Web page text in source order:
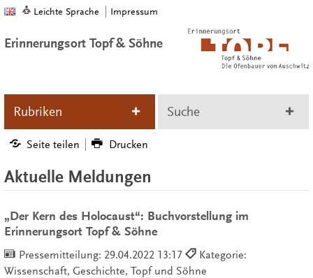
Leichte Sprache Impressum
Erinnerungsort Topf & Söhne
Rubriken Suche
Seite teilen Drucken
Aktuelle Meldungen
„Der Kern des Holocaust“: Buchvorstellung im
Erinnerungsort Topf & Söhne
Pressemitteilung: 29.04.2022 13:17
Kategorie:
Wissenschaft, Geschichte, Topf und Söhne